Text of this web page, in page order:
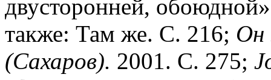
двусторонней,
также: Там же. С. 216; Он
(Сахаров). 2001. С. 275;